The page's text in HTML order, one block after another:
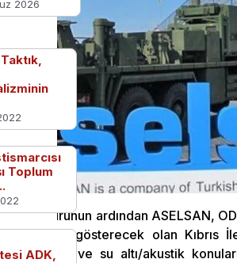
başvurunun ardından ASELSAN,
faaliyet gösterecek olan Kıbrıs
haberleşme ve su altı/akustik
2026
Toplum
ADK,